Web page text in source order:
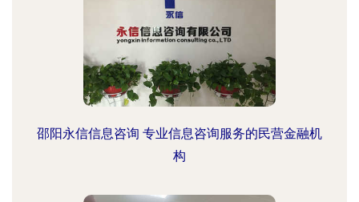
邵阳永信信息咨询 专业信息咨询服务的民营金融机
构